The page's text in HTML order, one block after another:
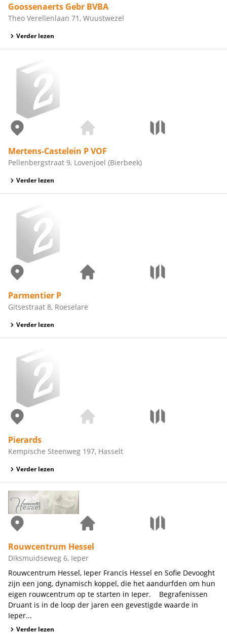
Goossenaerts Gebr BVBA
Theo Verellenlaan 71, Wuustwezel
Verder lezen
Mertens-Castelein P VOF
Pellenbergstraat 9, Lovenjoel (Bierbeek)
Verder lezen
Parmentier P
Gitsestraat 8, Roeselare
Verder lezen
Pierards
Kempische Steenweg 197, Hasselt
Verder lezen
Rouwcentrum Hessel
Diksmuidseweg 6, Ieper
Rouwcentrum Hessel, Ieper Francis Hessel en Sofie Devooght
zijn een jong, dynamisch koppel, die het aandurfden om hun
eigen rouwcentrum op te starten in Ieper. Begrafenissen
Druant is in de loop der jaren een gevestigde waarde in
Ieper...
Verder lezen